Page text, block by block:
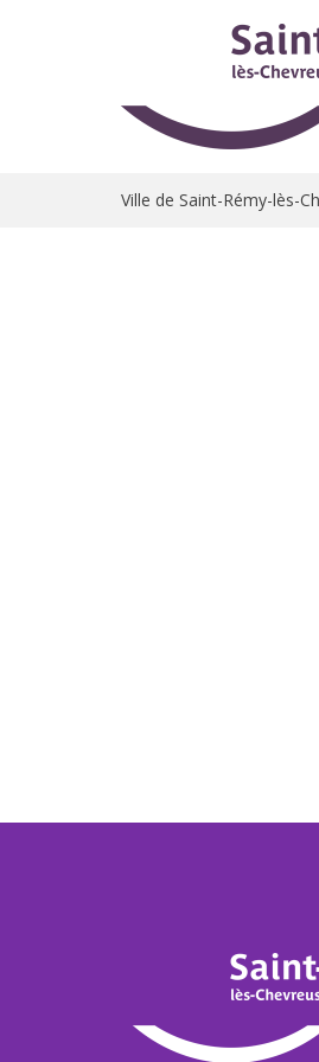
Ville de Saint-Rémy-lès-